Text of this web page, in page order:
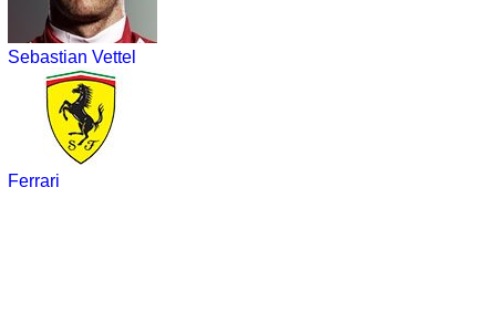
Sebastian Vettel
Ferrari